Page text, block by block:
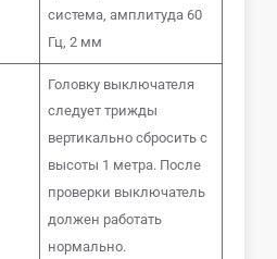
система, амплитуда 60
Гц, 2 мм
Головку выключателя
следует трижды
вертикально сбросить с
высоты 1 метра. После
проверки выключатель
должен работать
нормально.